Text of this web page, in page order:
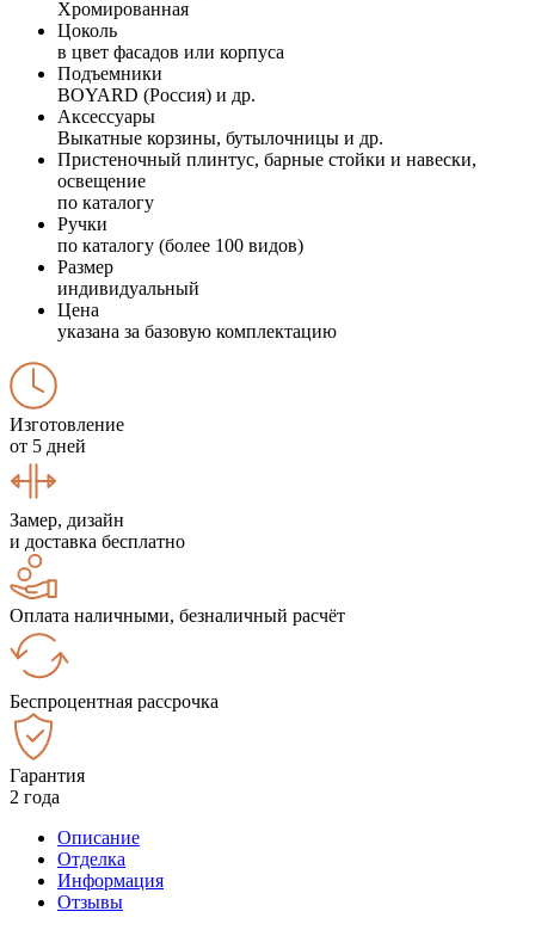
Хромированная
Цоколь
в цвет фасадов или корпуса
Подъемники
BOYARD (Россия) и др.
Аксессуары
Выкатные корзины, бутылочницы и др.
Пристеночный плинтус, барные стойки и навески,
освещение
по каталогу
Ручки
по каталогу (более 100 видов)
Размер
индивидуальный
Цена
указана за базовую комплектацию
Изготовление
от 5 дней
Замер, дизайн
и доставка бесплатно
Оплата наличными, безналичный расчёт
Беспроцентная рассрочка
Гарантия
2 года
Описание
Отделка
Информация
Отзывы